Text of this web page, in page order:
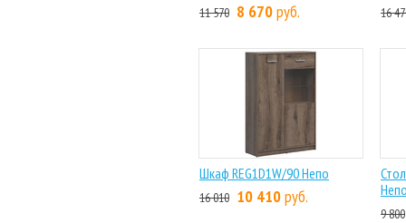
11 570 8 670руб. 16
Шкаф REG1D1W/90 Непо
16 010 10 410руб.
9 800